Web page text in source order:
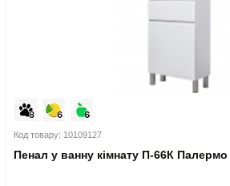
Код товару: 10109127
Пенал у ванну кімнату П-66К